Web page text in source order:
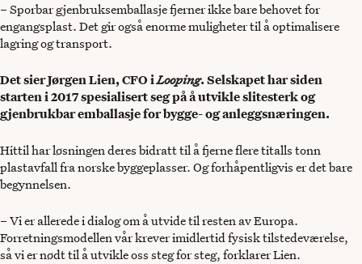
– Sporbar gjenbruksemballasje fjerner ikke bare behovet for
engangsplast. Det gir også enorme muligheter til å optimalisere
lagring og transport.
Det sier Jørgen Lien, CFO iLooping. Selskapet har siden
starten i 2017 spesialisert seg på å utvikle slitesterk og
gjenbrukbar emballasje for bygge- og anleggsnæringen.
Hittil har løsningen deres bidratt til å fjerne flere titalls tonn
plastavfall fra norske byggeplasser. Og forhåpentligvis er det bare
begynnelsen.
– Vi er allerede i dialog om å utvide til resten av Europa.
Forretningsmodellen vår krever imidlertid fysisk tilstedeværelse,
så vi er nødt til å utvikle oss steg for steg, forklarer Lien.